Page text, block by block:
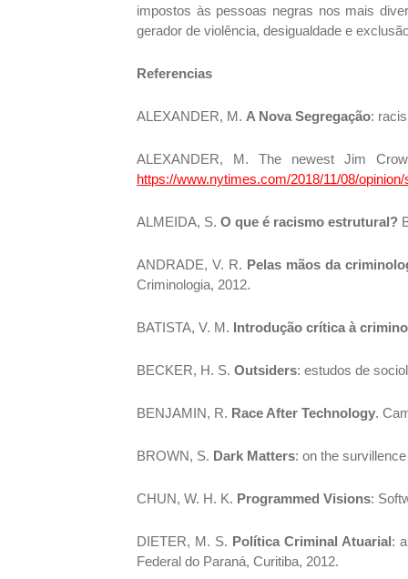
impostos às pessoas negras nos mais
gerador de violência, desigualdade e
Referencias
ALEXANDER, M. A Nova Segregação:
ALEXANDER, M. The newest Jim
https://www.nytimes.com/2018/11/08/
ALMEIDA, S. O que é racismo estrutural?
ANDRADE, V. R. Pelas mãos da
Criminologia, 2012.
BATISTA, V. M. Introdução crítica à
BECKER, H. S. Outsiders: estudos de
BENJAMIN, R. Race After Technology.
BROWN, S. Dark Matters: on the
CHUN, W. H. K. Programmed Visions:
DIETER, M. S. Política Criminal Atuarial:
Federal do Paraná, Curitiba, 2012.